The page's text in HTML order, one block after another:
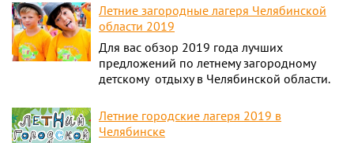
Летние загородные лагеря Челябинской
области 2019
Для вас обзор 2019 года лучших
предложений по летнему загородному
детскому отдыху в Челябинской области.
Летние городские лагеря 2019 в
Челябинске